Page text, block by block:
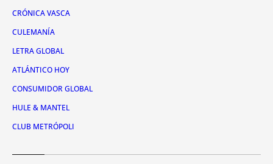
CRÓNICA VASCA
CULEMANÍA
LETRA GLOBAL
ATLÁNTICO HOY
CONSUMIDOR GLOBAL
HULE & MANTEL
CLUB METRÓPOLI